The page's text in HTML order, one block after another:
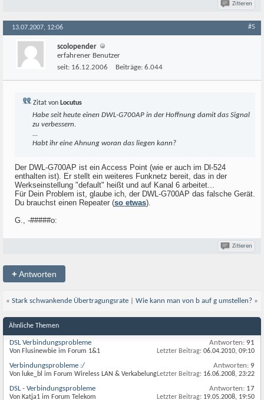
Zitieren
13.07.2007, 12:06 #5
scolopender
erfahrener Benutzer
seit: 16.12.2006 Beiträge: 6.044
Zitat von Locutus
Habe seit heute einen DWL-G700AP in der Hoffnung damit das Signal
zu verbessern.
...
Habt ihr eine Ahnung woran das liegen kann?
Der DWL-G700AP ist ein Access Point (wie er auch im Dl-524
enthalten ist). Er stellt ein weiteres Funknetz bereit, das in der
Werkseinstellung "default" heißt und auf Kanal 6 arbeitet...
Für Dein Problem ist, glaube ich, der DWL-G700AP das falsche Gerät.
Du brauchst einen Repeater (so etwas).
G., -#####o:
Zitieren
+Antworten
« Stark schwankende Übertragungsrate Wie kann man von b auf g umstellen? »
Ähnliche Themen
DSL Verbindungsprobleme
Von Flusinewbie im Forum 1&1
Antworten: 91
Letzter Beitrag: 06.04.2010, 09:10
Verbindungsprobleme :/
Von luke_bl im Forum Wireless LAN & Verkabelung
Antworten: 9
Letzter Beitrag: 16.06.2008, 23:22
DSL - Verbindungsprobleme
Von Katja1 im Forum Telekom
Antworten: 17
Letzter Beitrag: 19.05.2008, 19:50